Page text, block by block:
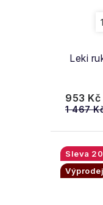
Leki
953 Kč
1 467
Výprodej